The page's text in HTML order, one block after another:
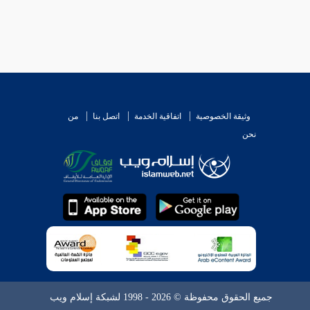
وثيقة الخصوصية اتفاقية الخدمة اتصل بنا
من
نحن
جميع الحقوق محفوظة © 2026 - 1998 لشبكة إسلام ويب